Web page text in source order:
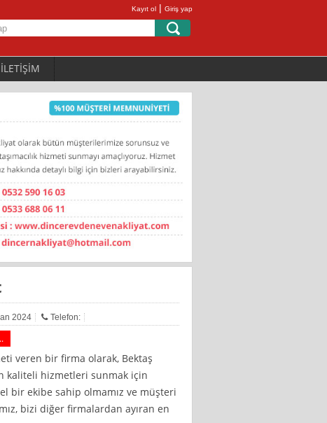
Kayıt ol | Giriş yap
İLETİŞİM
2024 Telefon:
veren bir firma olarak, Bektaş
kaliteli hizmetleri sunmak için
bir ekibe sahip olmamız ve müşteri
bizi diğer firmalardan ayıran en